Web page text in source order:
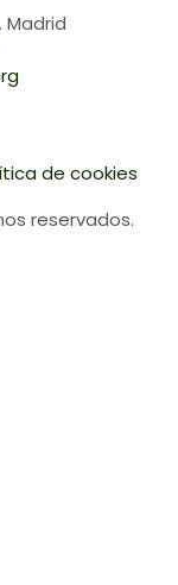
Madrid
reservados.
de cookies